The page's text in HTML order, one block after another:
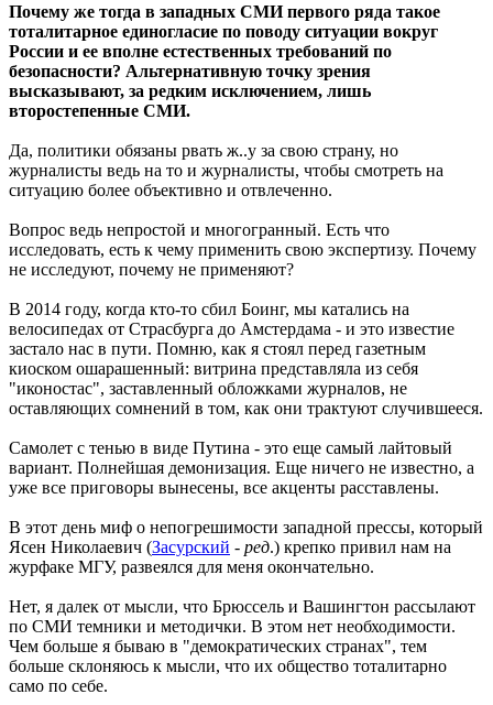
Почему же тогда в западных СМИ первого ряда такое
тоталитарное единогласие по поводу ситуации вокруг
России и ее вполне естественных требований по
безопасности? Альтернативную точку зрения
высказывают, за редким исключением, лишь
второстепенные СМИ.
Да, политики обязаны рвать ж..у за свою страну, но
журналисты ведь на то и журналисты, чтобы смотреть на
ситуацию более объективно и отвлеченно.
Вопрос ведь непростой и многогранный. Есть что
исследовать, есть к чему применить свою экспертизу. Почему
не исследуют, почему не применяют?
В 2014 году, когда кто-то сбил Боинг, мы катались на
велосипедах от Страсбурга до Амстердама - и это известие
застало нас в пути. Помню, как я стоял перед газетным
киоском ошарашенный: витрина представляла из себя
"иконостас", заставленный обложками журналов, не
оставляющих сомнений в том, как они трактуют случившееся.
Самолет с тенью в виде Путина - это еще самый лайтовый
вариант. Полнейшая демонизация. Еще ничего не известно, а
уже все приговоры вынесены, все акценты расставлены.
В этот день миф о непогрешимости западной прессы, который
Ясен Николаевич (Засурский - ред.) крепко привил нам на
журфаке МГУ, развеялся для меня окончательно.
Нет, я далек от мысли, что Брюссель и Вашингтон рассылают
по СМИ темники и методички. В этом нет необходимости.
Чем больше я бываю в "демократических странах", тем
больше склоняюсь к мысли, что их общество тоталитарно
само по себе.